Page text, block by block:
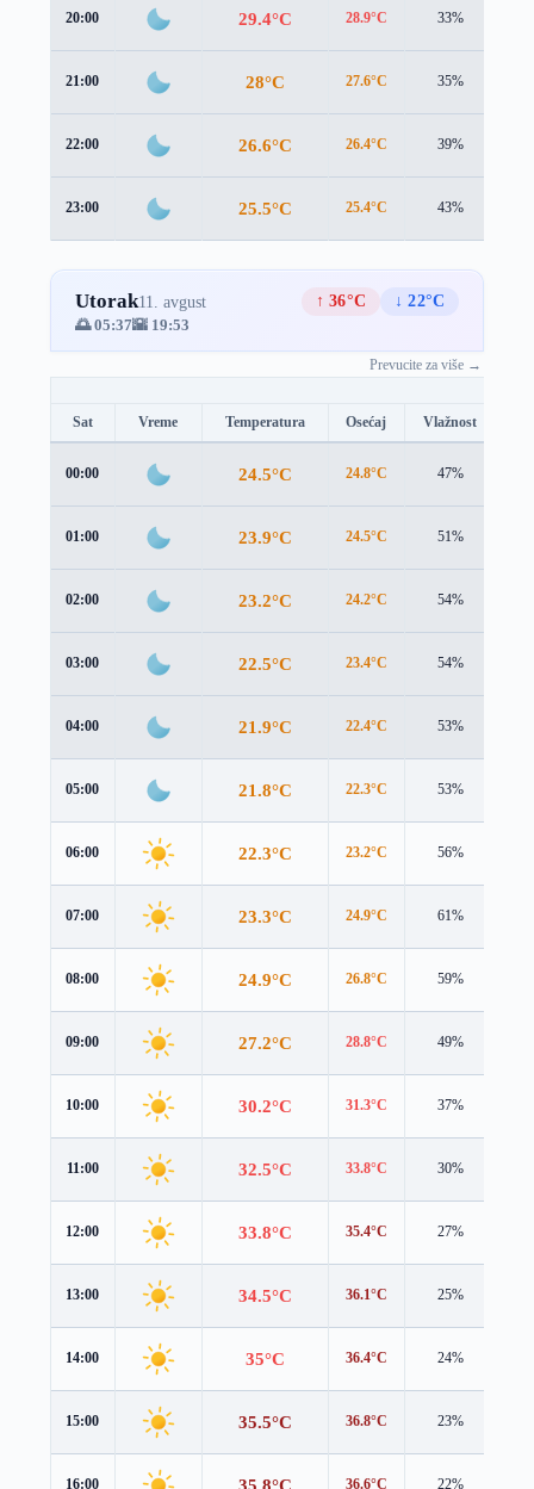
20:00 29.4°C 28.9°C 33%
21:00 28°C 27.6°C 35%
22:00 26.6°C 26.4°C 39%
23:00 25.5°C 25.4°C 43%
Utorak11. avgust ↑ 36°C
↓ 22°C
🌅 05:37🌇 19:53
Prevucite za više →
Sat Vreme Temperatura Osećaj Vlažnost
00:00 24.5°C 24.8°C 47%
01:00 23.9°C 24.5°C 51%
02:00 23.2°C 24.2°C 54%
03:00 22.5°C 23.4°C 54%
04:00 21.9°C 22.4°C 53%
05:00 21.8°C 22.3°C 53%
06:00 22.3°C 23.2°C 56%
07:00 23.3°C 24.9°C 61%
08:00 24.9°C 26.8°C 59%
09:00 27.2°C 28.8°C 49%
10:00 30.2°C 31.3°C 37%
11:00 32.5°C 33.8°C 30%
12:00 33.8°C 35.4°C 27%
13:00 34.5°C 36.1°C 25%
14:00 35°C 36.4°C 24%
15:00 35.5°C 36.8°C 23%
16:00 35.8°C 36.6°C 22%